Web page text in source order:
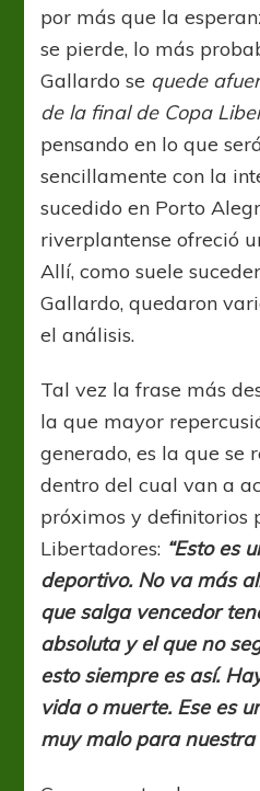
por más que la
se pierde, lo más
Gallardo se quede
de la final de Copa
pensando en lo que
sencillamente con la
sucedido en Porto
riverplantense ofreció
Allí, como suele
Gallardo, quedaron
el análisis.
Tal vez la frase más
la que mayor
generado, es la que se
dentro del cual van a
próximos y definitorios
Libertadores: “Esto es
deportivo. No va más
que salga vencedor
absoluta y el que no
esto siempre es así.
vida o muerte. Ese es
muy malo para nuestra